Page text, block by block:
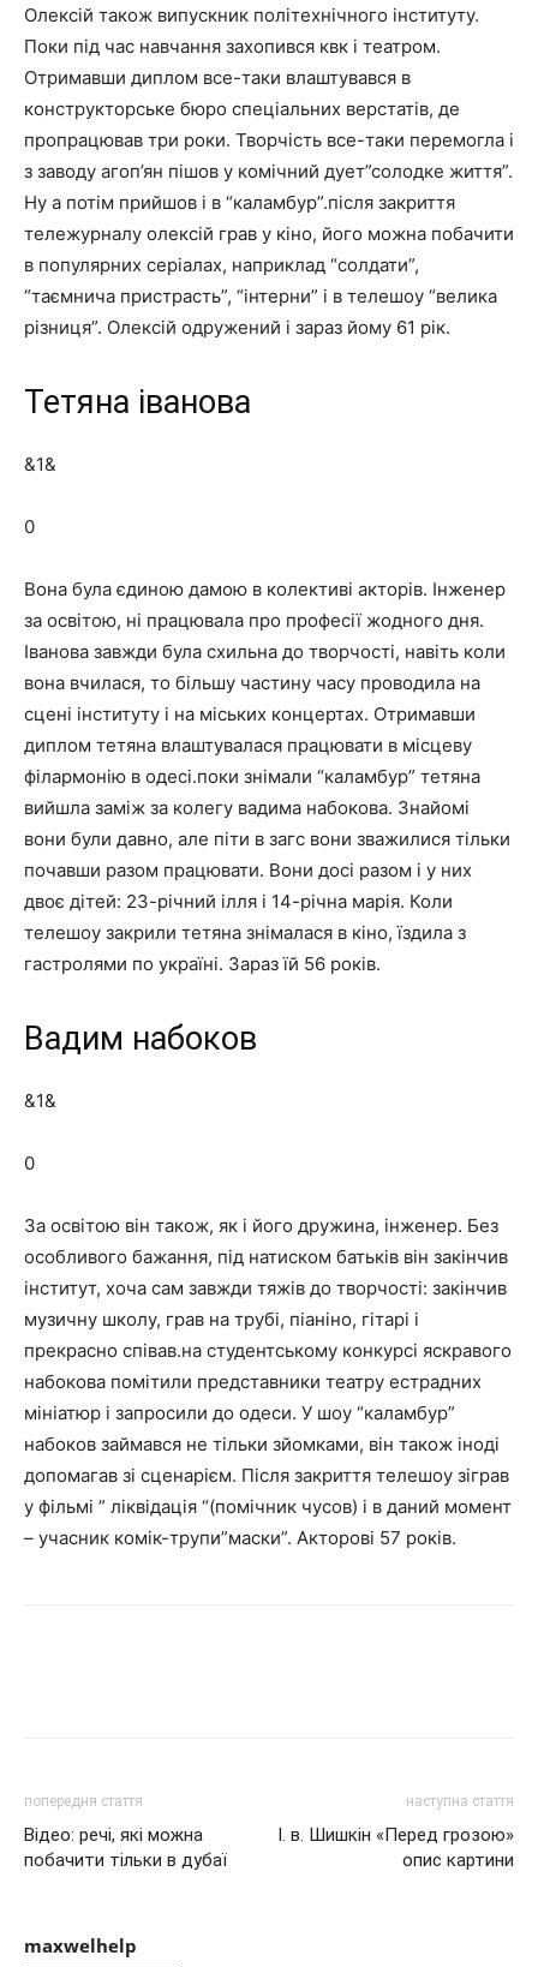
Олексій також випускник політехнічного інституту.
Поки під час навчання захопився квк і театром.
Отримавши диплом все-таки влаштувався в
конструкторське бюро спеціальних верстатів, де
пропрацював три роки. Творчість все-таки перемогла і
з заводу агоп’ян пішов у комічний дует”солодке життя”.
Ну а потім прийшов і в “каламбур”.після закриття
тележурналу олексій грав у кіно, його можна побачити
в популярних серіалах, наприклад “солдати”,
“таємнича пристрасть”, “інтерни” і в телешоу “велика
різниця”. Олексій одружений і зараз йому 61 рік.
Тетяна іванова
&1&
0
Вона була єдиною дамою в колективі акторів. Інженер
за освітою, ні працювала про професії жодного дня.
Іванова завжди була схильна до творчості, навіть коли
вона вчилася, то більшу частину часу проводила на
сцені інституту і на міських концертах. Отримавши
диплом тетяна влаштувалася працювати в місцеву
філармонію в одесі.поки знімали “каламбур” тетяна
вийшла заміж за колегу вадима набокова. Знайомі
вони були давно, але піти в загс вони зважилися тільки
почавши разом працювати. Вони досі разом і у них
двоє дітей: 23-річний ілля і 14-річна марія. Коли
телешоу закрили тетяна знімалася в кіно, їздила з
гастролями по україні. Зараз їй 56 років.
Вадим набоков
&1&
0
За освітою він також, як і його дружина, інженер. Без
особливого бажання, під натиском батьків він закінчив
інститут, хоча сам завжди тяжів до творчості: закінчив
музичну школу, грав на трубі, піаніно, гітарі і
прекрасно співав.на студентському конкурсі яскравого
набокова помітили представники театру естрадних
мініатюр і запросили до одеси. У шоу “каламбур”
набоков займався не тільки зйомками, він також іноді
допомагав зі сценарієм. Після закриття телешоу зіграв
у фільмі ” ліквідація “(помічник чусов) і в даний момент
– учасник комік-трупи”маски”. Акторові 57 років.
попередня стаття
Відео: речі, які можна
побачити тільки в дубаї
наступна стаття
І. в. Шишкін «Перед грозою»
опис картини
maxwelhelp